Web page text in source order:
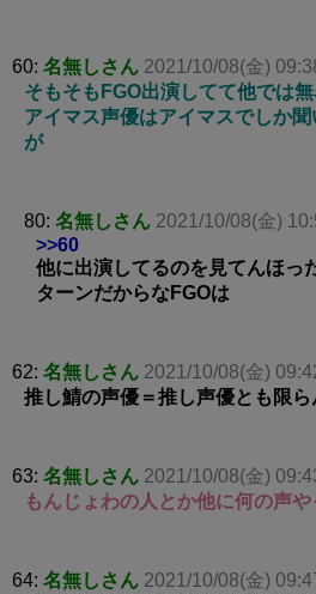
60: 名無しさん 2021/10/08(金)
そもそもFGO出演してて他では
アイマス声優はアイマスでしか
が
80: 名無しさん 2021/10/08(金)
>>60
他に出演してるのを見てんほっ
ターンだからなFGOは
62: 名無しさん 2021/10/08(金)
推し鯖の声優＝推し声優とも限ら
63: 名無しさん 2021/10/08(金)
もんじょわの人とか他に何の声
64: 名無しさん 2021/10/08(金)